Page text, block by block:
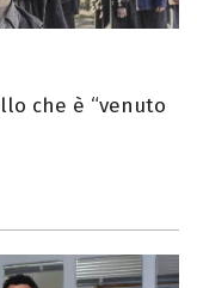
che è “venuto